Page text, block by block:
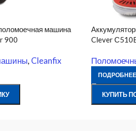
машина
900
, Cleanfix
Clever
ПОДРОБНЕЕ
КУПИТЬ